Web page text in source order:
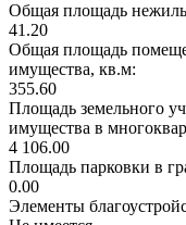
Общая площадь
41.20
Общая площадь
имущества, кв.м:
355.60
Площадь земельного
имущества в
4 106.00
Площадь парковки в
0.00
Элементы